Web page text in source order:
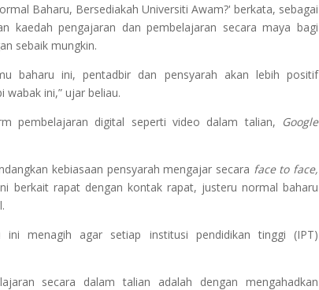
Baharu, Bersediakah Universiti Awam?' berkata, sebagai
kaedah pengajaran dan pembelajaran secara maya bagi
sebaik mungkin.
baharu ini, pentadbir dan pensyarah akan lebih positif
ini,” ujar beliau.
pembelajaran digital seperti video dalam talian, Google
kebiasaan pensyarah mengajar secara face to face,
berkait rapat dengan kontak rapat, justeru normal baharu
menagih agar setiap institusi pendidikan tinggi (IPT)
secara dalam talian adalah dengan mengahadkan